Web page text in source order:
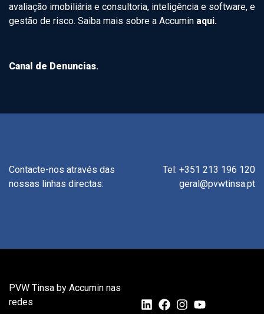
avaliação imobiliária e consultoria, inteligência e software, e
gestão de risco. Saiba mais sobre a Accumin aqui.
Canal de Denuncias.
Contacte-nos através das
nossas linhas directas:
Tel: +351 213 196 120
geral@pvwtinsa.pt
PVW Tinsa by Accumin nas
redes